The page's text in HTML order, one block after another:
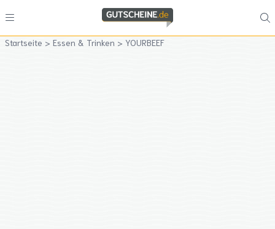
Startseite > Essen & Trinken > YOURBEEF